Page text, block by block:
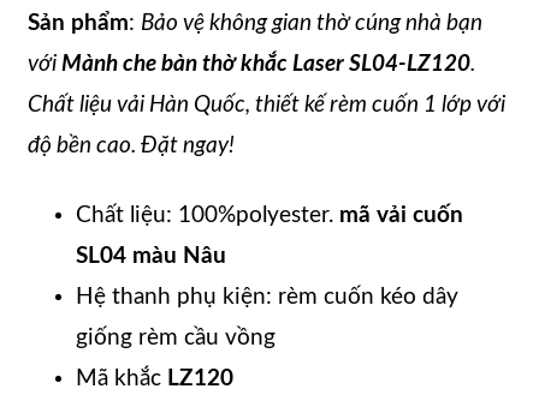
Sản phẩm: Bảo vệ không gian thờ cúng nhà bạn
với Mành che bàn thờ khắc Laser SL04-LZ120.
Chất liệu vải Hàn Quốc, thiết kế rèm cuốn 1 lớp với
độ bền cao. Đặt ngay!
Chất liệu: 100%polyester. mã vải cuốn
SL04 màu Nâu
Hệ thanh phụ kiện: rèm cuốn kéo dây
giống rèm cầu vồng
Mã khắc LZ120